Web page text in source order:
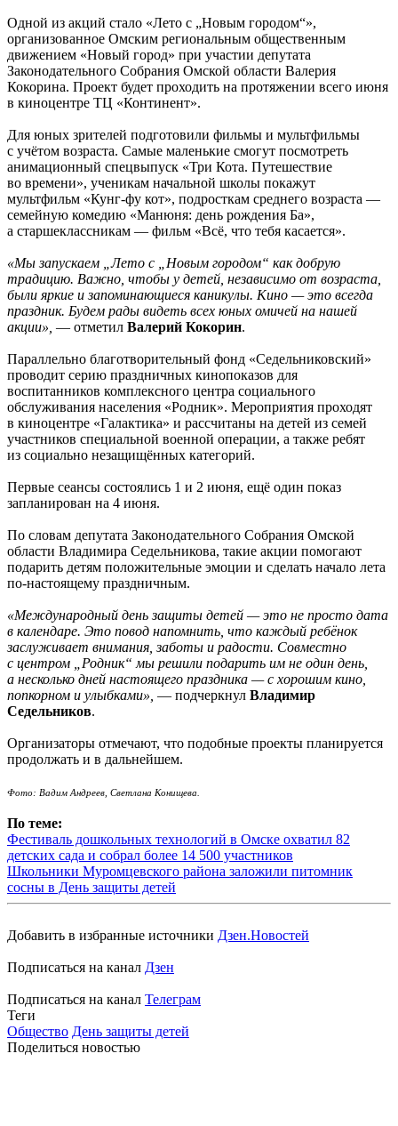
Одной из акций стало «Лето с „Новым городом“»,
организованное Омским региональным общественным
движением «Новый город» при участии депутата
Законодательного Собрания Омской области Валерия
Кокорина. Проект будет проходить на протяжении всего июня
в киноцентре ТЦ «Континент».
Для юных зрителей подготовили фильмы и мультфильмы
с учётом возраста. Самые маленькие смогут посмотреть
анимационный спецвыпуск «Три Кота. Путешествие
во времени», ученикам начальной школы покажут
мультфильм «Кунг-фу кот», подросткам среднего возраста —
семейную комедию «Манюня: день рождения Ба»,
а старшеклассникам — фильм «Всё, что тебя касается».
«Мы запускаем „Лето с „Новым городом“ как добрую
традицию. Важно, чтобы у детей, независимо от возраста,
были яркие и запоминающиеся каникулы. Кино — это всегда
праздник. Будем рады видеть всех юных омичей на нашей
акции», — отметил Валерий Кокорин.
Параллельно благотворительный фонд «Седельниковский»
проводит серию праздничных кинопоказов для
воспитанников комплексного центра социального
обслуживания населения «Родник». Мероприятия проходят
в киноцентре «Галактика» и рассчитаны на детей из семей
участников специальной военной операции, а также ребят
из социально незащищённых категорий.
Первые сеансы состоялись 1 и 2 июня, ещё один показ
запланирован на 4 июня.
По словам депутата Законодательного Собрания Омской
области Владимира Седельникова, такие акции помогают
подарить детям положительные эмоции и сделать начало лета
по-настоящему праздничным.
«Международный день защиты детей — это не просто дата
в календаре. Это повод напомнить, что каждый ребёнок
заслуживает внимания, заботы и радости. Совместно
с центром „Родник“ мы решили подарить им не один день,
а несколько дней настоящего праздника — с хорошим кино,
попкорном и улыбками», — подчеркнул Владимир
Седельников.
Организаторы отмечают, что подобные проекты планируется
продолжать и в дальнейшем.
Фото: Вадим Андреев, Светлана Конищева.
По теме:
Фестиваль дошкольных технологий в Омске охватил 82
детских сада и собрал более 14 500 участников
Школьники Муромцевского района заложили питомник
сосны в День защиты детей
Добавить в избранные источники Дзен.Новостей
Подписаться на канал Дзен
Подписаться на канал Телеграм
Теги
Общество День защиты детей
Поделиться новостью